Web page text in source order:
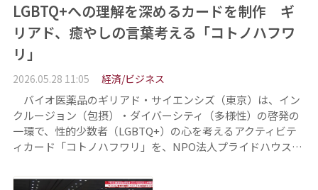
LGBTQ+への理解を深めるカードを制作 ギ
リアド、癒やしの言葉考える「コトノハフワ
リ」
2026.05.28 11:05 経済/ビジネス
バイオ医薬品のギリアド・サイエンシズ（東京）は、イン
クルージョン（包摂）・ダイバーシティ（多様性）の啓発の
一環で、性的少数者（LGBTQ+）の心を考えるアクティビテ
ィカード「コトノハフワリ」を、NPO法人プライドハウス…